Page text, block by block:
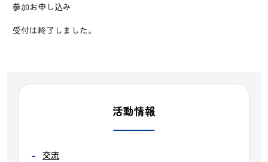
参加お申し込み
受付は終了しました。
活動情報
交流